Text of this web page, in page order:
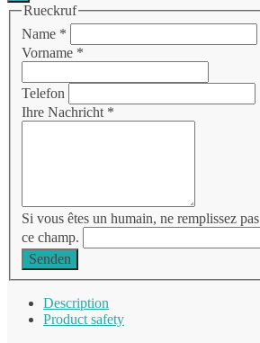
Rueckruf
Name *
Vorname *
Telefon
Ihre Nachricht *
Si vous êtes un humain, ne remplissez pas
ce champ.
Senden
Description
Product safety